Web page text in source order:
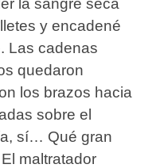
la sangre seca
y encadené
Las cadenas
quedaron
los brazos hacia
sobre el
sí… Qué gran
maltratador